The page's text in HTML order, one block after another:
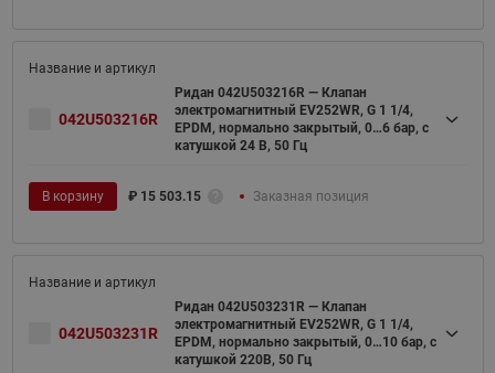
042U503216R
Ридан 042U503216R — Клапан
электромагнитный EV252WR, G 1 1/4,
EPDM, нормально закрытый, 0…6 бар, с
катушкой 24 В, 50 Гц
В корзину ₽ 15 503.15 Заказная позиция
042U503231R
Ридан 042U503231R — Клапан
электромагнитный EV252WR, G 1 1/4,
EPDM, нормально закрытый, 0…10 бар, с
катушкой 220В, 50 Гц